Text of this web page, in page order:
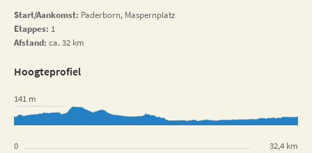
Start/Aankomst: Paderborn, Maspernplatz
Etappes: 1
Afstand: ca. 32 km
Hoogteprofiel
141 m
0 32,4 km